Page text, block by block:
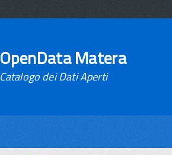
OpenData Matera
Catalogo dei Dati Aperti